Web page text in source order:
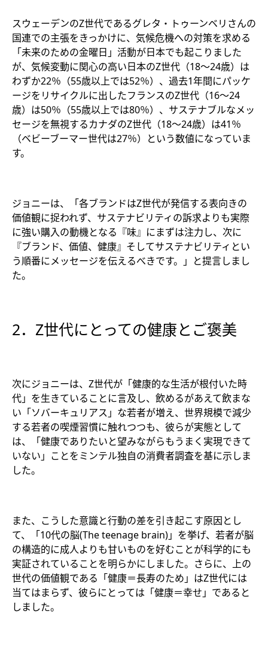
スウェーデンのZ世代であるグレタ・トゥーンベリさんの
国連での主張をきっかけに、気候危機への対策を求める
「未来のための金曜日」活動が日本でも起こりました
が、気候変動に関心の高い日本のZ世代（18～24歳）は
わずか22％（55歳以上では52％）、過去1年間にパッケ
ージをリサイクルに出したフランスのZ世代（16～24
歳）は50％（55歳以上では80％）、サステナブルなメッ
セージを無視するカナダのZ世代（18～24歳）は41％
（ベビーブーマー世代は27％）という数値になっていま
す。
ジョニーは、「各ブランドはZ世代が発信する表向きの
価値観に捉われず、サステナビリティの訴求よりも実際
に強い購入の動機となる『味』にまずは注力し、次に
『ブランド、価値、健康』そしてサステナビリティとい
う順番にメッセージを伝えるべきです。」と提言しまし
た。
2．Z世代にとっての健康とご褒美
次にジョニーは、Z世代が「健康的な生活が根付いた時
代」を生きていることに言及し、飲めるがあえて飲まな
い「ソバーキュリアス」な若者が増え、世界規模で減少
する若者の喫煙習慣に触れつつも、彼らが実態として
は、「健康でありたいと望みながらもうまく実現できて
いない」ことをミンテル独自の消費者調査を基に示しま
した。
また、こうした意識と行動の差を引き起こす原因とし
て、「10代の脳(The teenage brain)」を挙げ、若者が脳
の構造的に成人よりも甘いものを好むことが科学的にも
実証されていることを明らかにしました。さらに、上の
世代の価値観である「健康＝長寿のため」はZ世代には
当てはまらず、彼らにとっては「健康＝幸せ」であると
しました。